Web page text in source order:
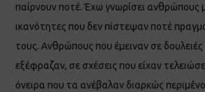
παίρνουν ποτέ. Έχω γνωρίσει ανθρώπους
ικανότητες που δεν πίστεψαν ποτέ
τους. Ανθρώπους που έμειναν σε
εξέφραζαν, σε σχέσεις που είχαν
όνειρα που τα ανέβαλαν διαρκώς